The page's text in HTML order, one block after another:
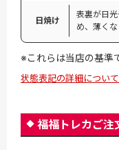
日焼け
表裏が日
め、薄くな
※これらは当店の基準
状態表記の詳細につい
福福トレカご注